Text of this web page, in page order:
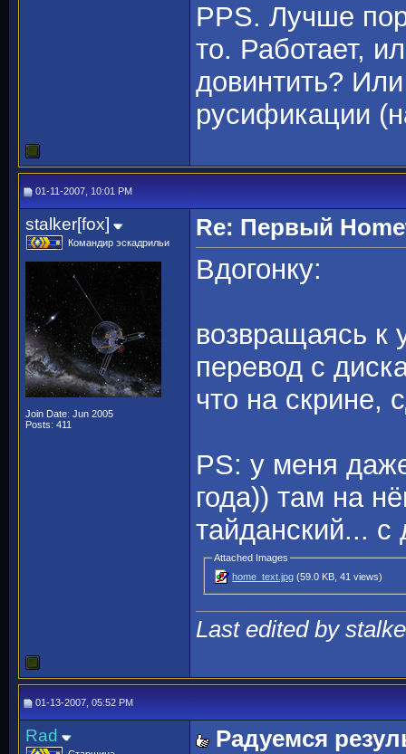
PPS. Лучше
то. Работает,
довинтить?
русификации
01-11-2007, 10:01 PM
stalker[fox]
Командир эскадрильи
Join Date: Jun 2005
Posts: 411
Re: Первый
Вдогонку:
возвращаясь к
перевод с
что на скрине,
PS: у меня
года)) там на
тайданский... с
Attached Images
home_text.jpg (59.0 KB, 41 views)
Last edited by
01-13-2007, 05:52 PM
Rad Радуемся